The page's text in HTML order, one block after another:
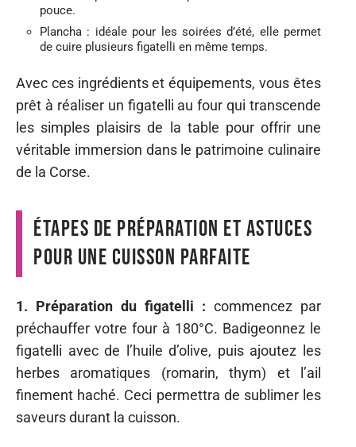
pouce.
Plancha : idéale pour les soirées d’été, elle permet
de cuire plusieurs figatelli en même temps.
Avec ces ingrédients et équipements, vous êtes
prêt à réaliser un figatelli au four qui transcende
les simples plaisirs de la table pour offrir une
véritable immersion dans le patrimoine culinaire
de la Corse.
Étapes de préparation et astuces
pour une cuisson parfaite
1. Préparation du figatelli : commencez par
préchauffer votre four à 180°C. Badigeonnez le
figatelli avec de l’huile d’olive, puis ajoutez les
herbes aromatiques (romarin, thym) et l’ail
finement haché. Ceci permettra de sublimer les
saveurs durant la cuisson.